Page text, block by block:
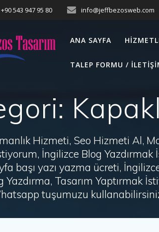
+90 543 947 95 80 info@jeffbezosweb.com
ANA SAYFA
TALEP FORMU /
Hizmeti, Seo Hizmeti Al,
İngilizce Blog
başı yazı yazma ücreti,
Yazdırma, Tasarım Yaptırmak
tuşumuzu